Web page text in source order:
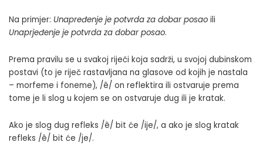
Na primjer: Unapređenje je potvrda za dobar posao ili
Unaprjeđenje je potvrda za dobar posao.
Prema pravilu se u svakoj riječi koja sadrži, u svojoj dubinskom
postavi (to je riječ rastavljana na glasove od kojih je nastala
– morfeme i foneme), /ê/ on reflektira ili ostvaruje prema
tome je li slog u kojem se on ostvaruje dug ili je kratak.
Ako je slog dug refleks /ê/ bit će /ije/, a ako je slog kratak
refleks /ê/ bit će /je/.